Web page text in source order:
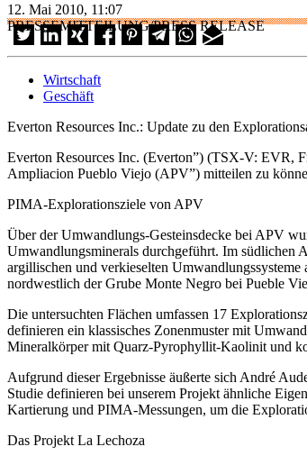
12. Mai 2010, 11:07
PRESSEMITTEILUNG/PRESS RELEASE
Wirtschaft
Geschäft
Everton Resources Inc.: Update zu den
Everton Resources Inc. (Everton”) (TSX-V: EVR,
Ampliacion Pueblo Viejo (APV”) mitteilen zu
PIMA-Explorationsziele von APV
Über der Umwandlungs-Gesteinsdecke bei APV
Umwandlungsminerals durchgeführt. Im südlichen
argillischen und verkieselten
nordwestlich der Grube Monte Negro bei Pueble
Die untersuchten Flächen umfassen 17
definieren ein klassisches Zonenmuster mit
Mineralkörper mit Quarz-Pyrophyllit-Kaolinit und
Aufgrund dieser Ergebnisse äußerte sich André
Studie definieren bei unserem Projekt ähnliche
Kartierung und PIMA-Messungen, um die
Das Projekt La Lechoza